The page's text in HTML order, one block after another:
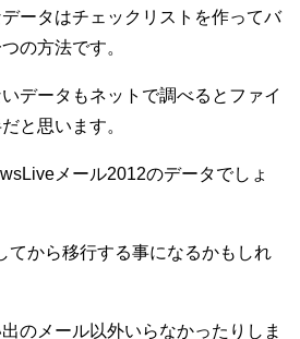
ータはチェックリストを作ってバ
の方法です。
データもネットで調べるとファイ
と思います。
メール2012のデータでしょ
てから移行する事になるかもしれ
のメール以外いらなかったりしま